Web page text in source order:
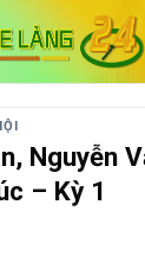
Nguyễn
– Kỳ 1